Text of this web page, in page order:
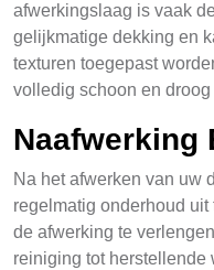
afwerkingslaag is vaak
gelijkmatige dekking en
texturen toegepast
volledig schoon en
Naafwerking
Na het afwerken van uw
regelmatig onderhoud
de afwerking te
reiniging tot herstellende